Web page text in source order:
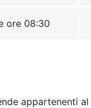
appartenenti al